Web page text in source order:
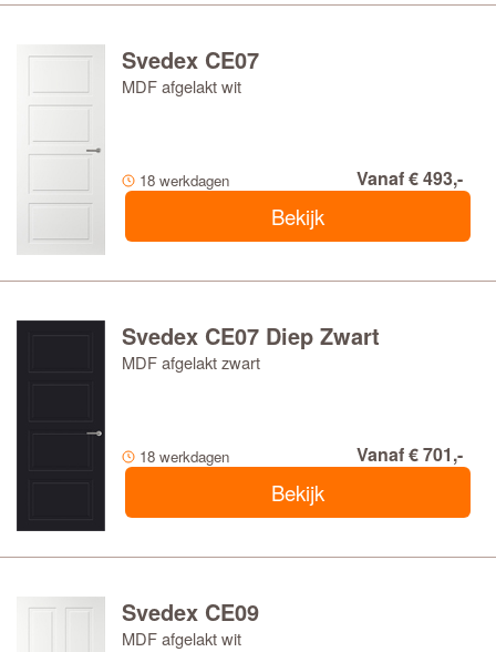
Svedex CE07
MDF afgelakt wit
18 werkdagen Vanaf € 493,-
Bekijk
Svedex CE07 Diep Zwart
MDF afgelakt zwart
18 werkdagen Vanaf € 701,-
Bekijk
Svedex CE09
MDF afgelakt wit